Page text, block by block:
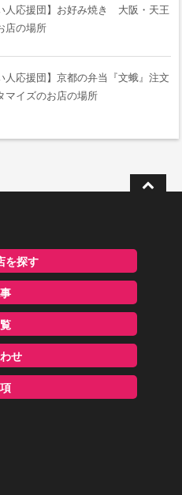
人応援団】お好み焼き 大阪・天王
店の場所
人応援団】京都の弁当『文蛾』注文
マイズのお店の場所
を探す
せ